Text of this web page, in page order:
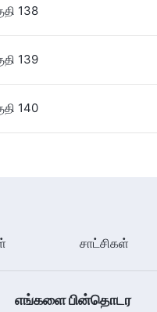
138
139
140
சாட்சிகள்
எங்களை பின்தொடர